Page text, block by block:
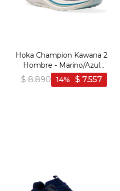
Hoka Champion Kawana 2
Hombre - Marino/Azul
claro - Marino-Azul Claro
$ 8.890 $ 7.557
14